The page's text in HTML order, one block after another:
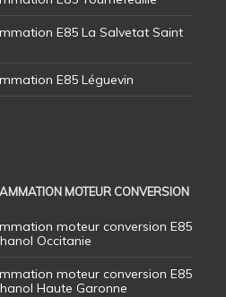
E85 La Salvetat Saint
E85 Léguevin
MOTEUR CONVERSION
moteur conversion E85
Occitanie
moteur conversion E85
Haute Garonne